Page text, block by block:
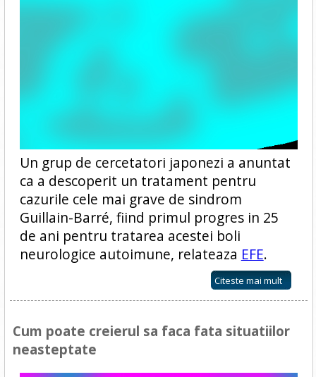
Un grup de cercetatori japonezi a anuntat
ca a descoperit un tratament pentru
cazurile cele mai grave de sindrom
Guillain-Barré, fiind primul progres in 25
de ani pentru tratarea acestei boli
neurologice autoimune, relateaza EFE.
Citeste mai mult
Cum poate creierul sa faca fata situatiilor
neasteptate